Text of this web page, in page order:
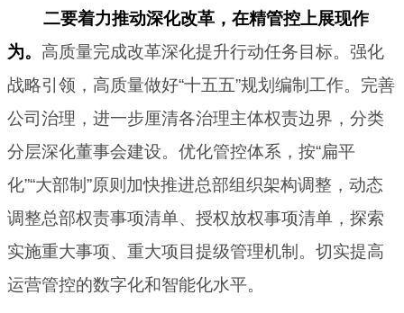
二要着力推动深化改革，在精管控上展现作
为。 高质量完成改革深化提升行动任务目标。强化
战略引领，高质量做好“十五五”规划编制工作。完善
公司治理，进一步厘清各治理主体权责边界，分类
分层深化董事会建设。优化管控体系，按“扁平
化”“大部制”原则加快推进总部组织架构调整，动态
调整总部权责事项清单、授权放权事项清单，探索
实施重大事项、重大项目提级管理机制。切实提高
运营管控的数字化和智能化水平。